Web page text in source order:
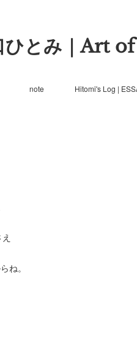
ひとみ｜Art
note Hitomi's Log |
ね。